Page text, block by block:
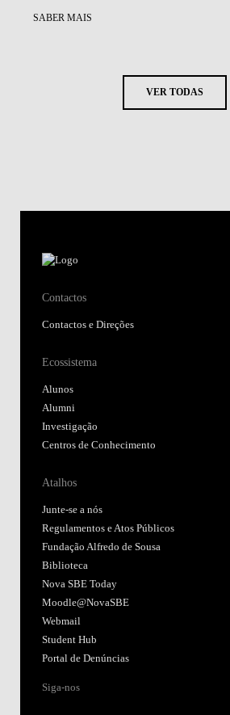
SABER MAIS
VER TODAS
Contactos
Contactos e Direções
Ecossistema
Alunos
Alumni
Investigação
Centros de Conhecimento
Atalhos
Junte-se a nós
Regulamentos e Atos Públicos
Fundação Alfredo de Sousa
Biblioteca
Nova SBE Today
Moodle@NovaSBE
Webmail
Student Hub
Portal de Denúncias
Siga-nos